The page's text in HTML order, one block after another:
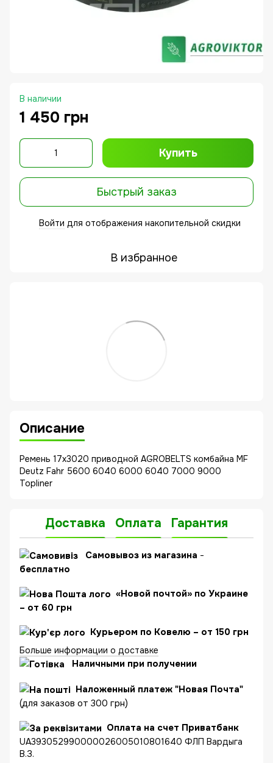
В наличии
1 450 грн
Купить
Быстрый заказ
Войти для отображения накопительной скидки
В избранное
Описание
Ремень 17x3020 приводной AGROBELTS комбайна MF
Deutz Fahr 5600 6040 6000 6040 7000 9000
Topliner
Доставка Оплата Гарантия
Cамовывоз из магазина -
бесплатно
«Новой почтой» по Украине
– от 60 грн
Курьером по Ковелю – от 150 грн
Больше информации о доставке
Наличными при получении
Наложенный платеж "Новая Почта"
(для заказов от 300 грн)
Оплата на счет Приватбанк
UA393052990000026005010801640 ФЛП Вардыга
В.З.